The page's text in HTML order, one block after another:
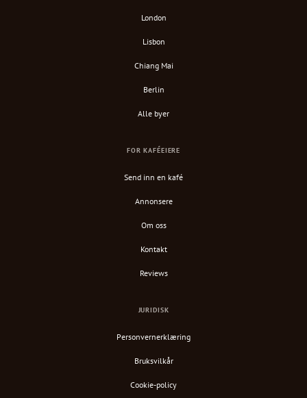
London
Lisbon
Chiang Mai
Berlin
Alle byer
FOR KAFÉEIERE
Send inn en kafé
Annonsere
Om oss
Kontakt
Reviews
JURIDISK
Personvernerklæring
Bruksvilkår
Cookie-policy